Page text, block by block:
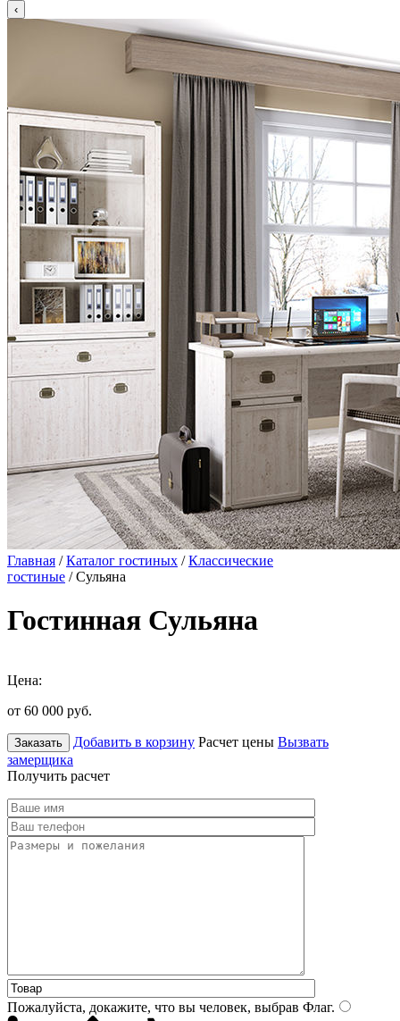
Главная /Каталог гостиных /Классические
гостиные / Сульяна
Гостинная Сульяна
Цена:
от 60 000 руб.
Заказать Добавить в корзину Расчет цены Вызвать
замерщика
Получить расчет
Пожалуйста, докажите, что вы человек, выбрав Флаг.